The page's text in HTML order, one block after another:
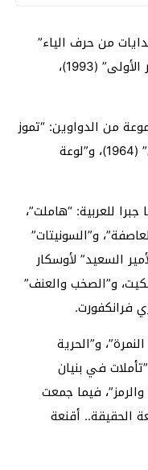
من حرف الياء”
(1989)، والسيرة الذاتية الروائية “البئر الأولى” (1993)،
من الدواوين: “تموز
في المدينة” (1959)، و”المدار المغلق” (1964)، و”لوعة
للعربية: “هاملت”،
و”السونيتات”
السعيد” لأوسكار
و”الصخب والعنف”
فرانكفورت.
و”الحرية
في بنيان
والرمز”، فيما جمعت
الحقيقة.. أقنعة